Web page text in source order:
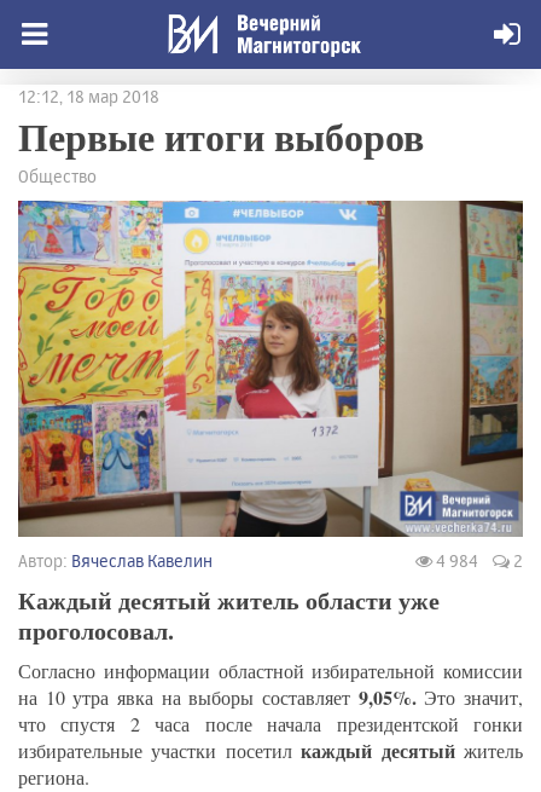
12:12, 18 мар 2018
Первые итоги выборов
Общество
Автор: Вячеслав Кавелин 4 984 2
Каждый десятый житель области уже
проголосовал.
Согласно информации областной избирательной комиссии
на 10 утра явка на выборы составляет 9,05%.Это значит,
что спустя 2 часа после начала президентской гонки
избирательные участки посетилкаждый десятыйжитель
региона.